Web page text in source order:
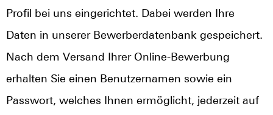
Profil bei uns eingerichtet. Dabei werden Ihre
Daten in unserer Bewerberdatenbank gespeichert.
Nach dem Versand Ihrer Online-Bewerbung
erhalten Sie einen Benutzernamen sowie ein
Passwort, welches Ihnen ermöglicht, jederzeit auf